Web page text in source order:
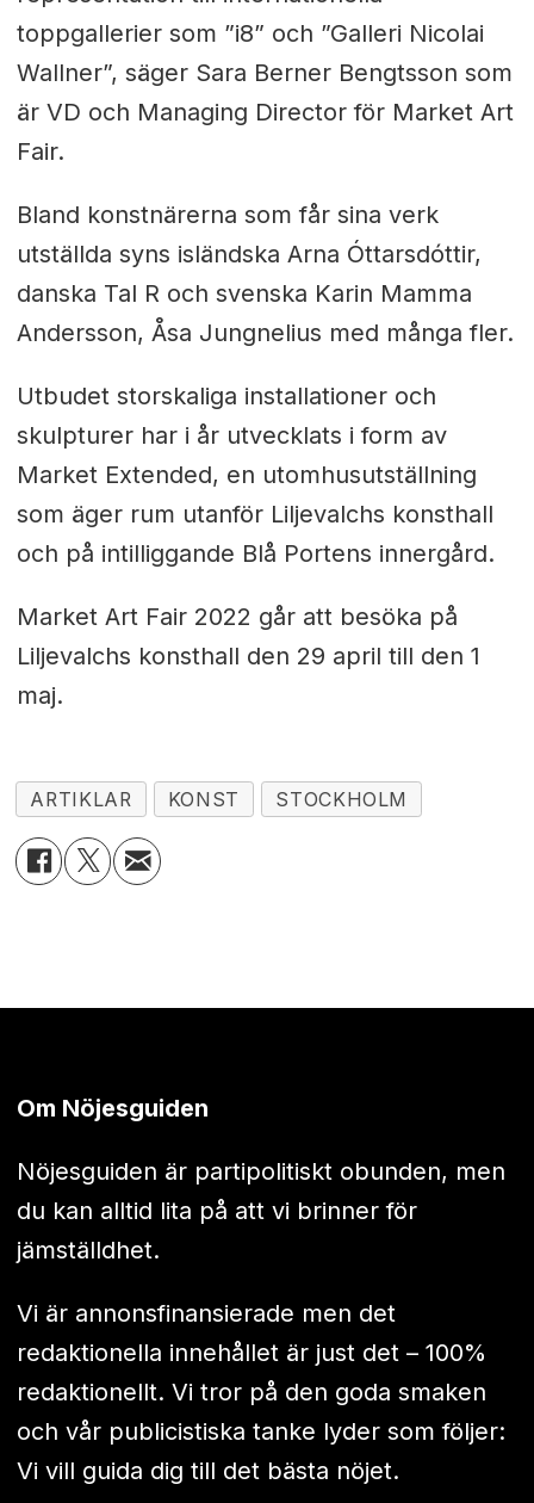
toppgallerier som ”i8” och ”Galleri Nicolai
Wallner”, säger Sara Berner Bengtsson som
är VD och Managing Director för Market Art
Fair.
Bland konstnärerna som får sina verk
utställda syns isländska Arna Óttarsdóttir,
danska Tal R och svenska Karin Mamma
Andersson, Åsa Jungnelius med många fler.
Utbudet storskaliga installationer och
skulpturer har i år utvecklats i form av
Market Extended, en utomhusutställning
som äger rum utanför Liljevalchs konsthall
och på intilliggande Blå Portens innergård.
Market Art Fair 2022 går att besöka på
Liljevalchs konsthall den 29 april till den 1
maj.
ARTIKLAR KONST STOCKHOLM
Om Nöjesguiden
Nöjesguiden är partipolitiskt obunden, men
du kan alltid lita på att vi brinner för
jämställdhet.
Vi är annonsfinansierade men det
redaktionella innehållet är just det – 100%
redaktionellt. Vi tror på den goda smaken
och vår publicistiska tanke lyder som följer:
Vi vill guida dig till det bästa nöjet.